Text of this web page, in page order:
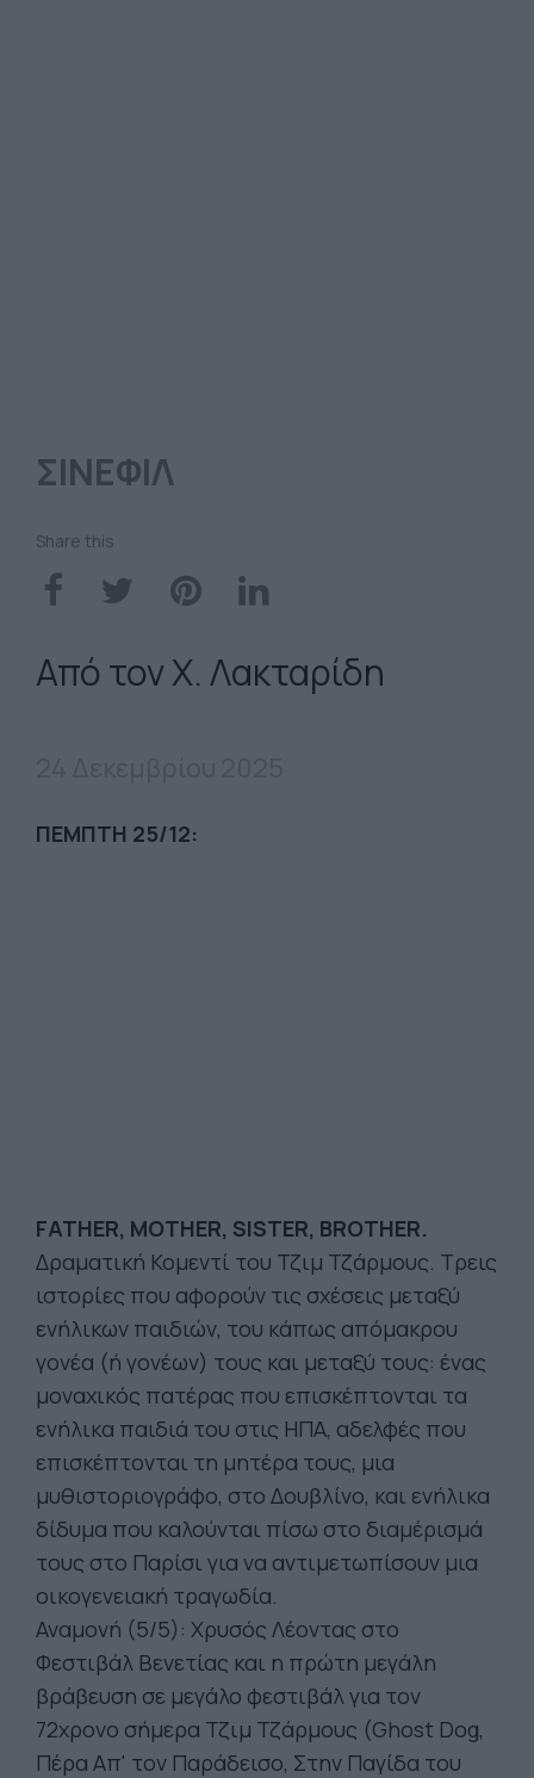
ΣΙΝΕΦΙΛ
Share this
Από τον Χ. Λακταρίδη
ΠΕΜΠΤΗ 25/12:
FATHER, MOTHER, SISTER, BROTHER.
Δραματική Κομεντί του Τζιμ Τζάρμους. Τρεις
ιστορίες που αφορούν τις σχέσεις μεταξύ
ενήλικων παιδιών, του κάπως απόμακρου
γονέα (ή γονέων) τους και μεταξύ τους: ένας
μοναχικός πατέρας που επισκέπτονται τα
ενήλικα παιδιά του στις ΗΠΑ, αδελφές που
επισκέπτονται τη μητέρα τους, μια
μυθιστοριογράφο, στο Δουβλίνο, και ενήλικα
δίδυμα που καλούνται πίσω στο διαμέρισμά
τους στο Παρίσι για να αντιμετωπίσουν μια
οικογενειακή τραγωδία.
Αναμονή (5/5): Χρυσός Λέοντας στο
Φεστιβάλ Βενετίας και η πρώτη μεγάλη
βράβευση σε μεγάλο φεστιβάλ για τον
72χρονο σήμερα Τζιμ Τζάρμους (Ghost Dog,
Πέρα Απ' τον Παράδεισο, Στην Παγίδα του